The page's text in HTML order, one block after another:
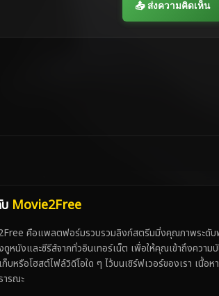
📤 ส่งความคิดเห็น
Movie2Free
คือแพลตฟอร์มรวบรวมลิงก์สตรีมมิ่งคุณภาพระดับ
หนังและซีรีส์จากทั่วอินเทอร์เน็ต เพื่อให้คุณเข้าถึงความบั
ก็บหรือโฮสต์ไฟล์วิดีโอใด ๆ ไว้บนเซิร์ฟเวอร์ของเรา เนื้อ
ารณะ